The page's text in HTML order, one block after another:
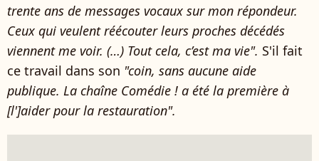
trente ans de messages vocaux sur mon répondeur.
Ceux qui veulent réécouter leurs proches décédés
viennent me voir. (…) Tout cela, c’est ma vie". S'il fait
ce travail dans son "coin, sans aucune aide
publique. La chaîne Comédie ! a été la première à
[l']aider pour la restauration".